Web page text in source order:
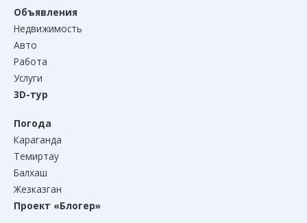
Объявления
Недвижимость
Авто
Работа
Услуги
3D-тур
Погода
Караганда
Темиртау
Балхаш
Жезказган
Проект «Блогер»